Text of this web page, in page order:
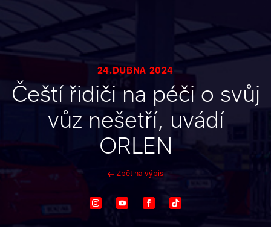
Zpět na výpis
24.DUBNA 2024
Čeští řidiči na péči o svůj
vůz nešetří, uvádí
ORLEN
Instagram
YoutubeFacebookTikTok